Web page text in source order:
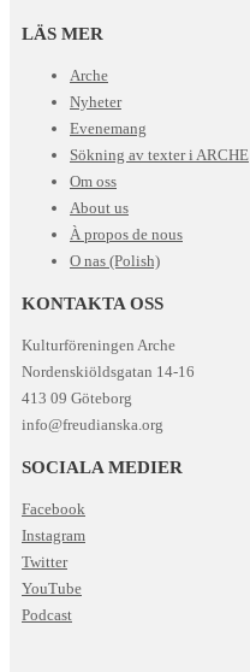
LÄS MER
Arche
Nyheter
Evenemang
Sökning av texter i ARCHE
Om oss
About us
À propos de nous
O nas (Polish)
KONTAKTA OSS
Kulturföreningen Arche
Nordenskiöldsgatan 14-16
413 09 Göteborg
info@freudianska.org
SOCIALA MEDIER
Facebook
Instagram
Twitter
YouTube
Podcast